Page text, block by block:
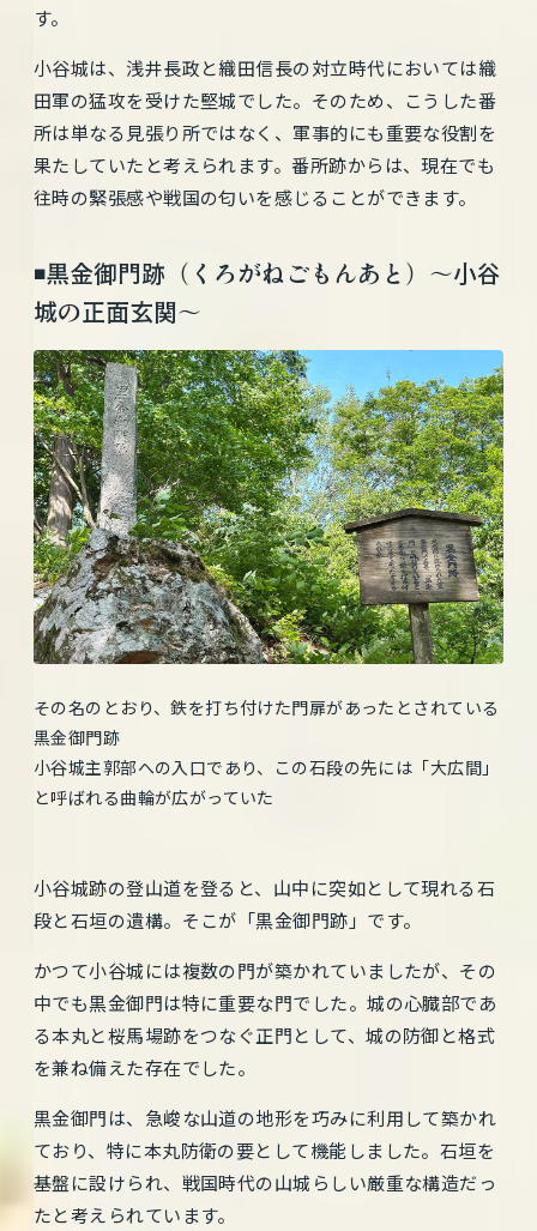
す。
小谷城は、浅井長政と織田信長の対立時代においては織
田軍の猛攻を受けた堅城でした。そのため、こうした番
所は単なる見張り所ではなく、軍事的にも重要な役割を
果たしていたと考えられます。番所跡からは、現在でも
往時の緊張感や戦国の匂いを感じることができます。
◾️黒金御門跡（くろがねごもんあと）〜小谷
城の正面玄関〜
その名のとおり、鉄を打ち付けた門扉があったとされている
黒金御門跡
小谷城主郭部への入口であり、この石段の先には「大広間」
と呼ばれる曲輪が広がっていた
小谷城跡の登山道を登ると、山中に突如として現れる石
段と石垣の遺構。そこが「黒金御門跡」です。
かつて小谷城には複数の門が築かれていましたが、その
中でも黒金御門は特に重要な門でした。城の心臓部であ
る本丸と桜馬場跡をつなぐ正門として、城の防御と格式
を兼ね備えた存在でした。
黒金御門は、急峻な山道の地形を巧みに利用して築かれ
ており、特に本丸防衛の要として機能しました。石垣を
基盤に設けられ、戦国時代の山城らしい厳重な構造だっ
たと考えられています。